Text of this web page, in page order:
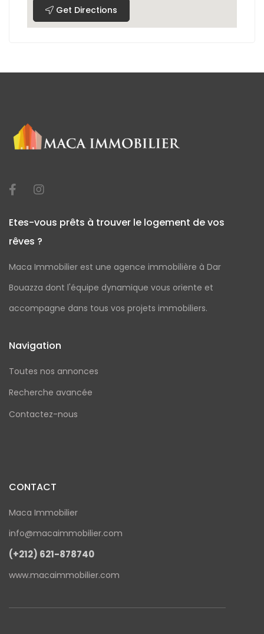
Get Directions
Etes-vous prêts à trouver le logement de vos
rêves ?
Maca Immobilier est une agence immobilière à Dar
Bouazza dont l'équipe dynamique vous oriente et
accompagne dans tous vos projets immobiliers.
Navigation
Toutes nos annonces
Recherche avancée
Contactez-nous
CONTACT
Maca Immobilier
info@macaimmobilier.com
(+212) 621-878740
www.macaimmobilier.com